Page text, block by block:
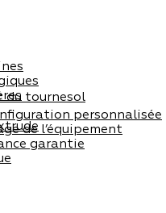
du tournesol
personnalisée
de l’équipement
garantie